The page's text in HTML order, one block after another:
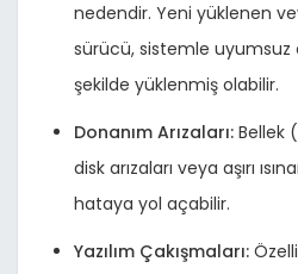
nedendir. Yeni yüklenen
sürücü, sistemle uyumsuz
şekilde yüklenmiş olabilir.
Donanım Arızaları: Bellek
disk arızaları veya aşırı
hataya yol açabilir.
Yazılım Çakışmaları: